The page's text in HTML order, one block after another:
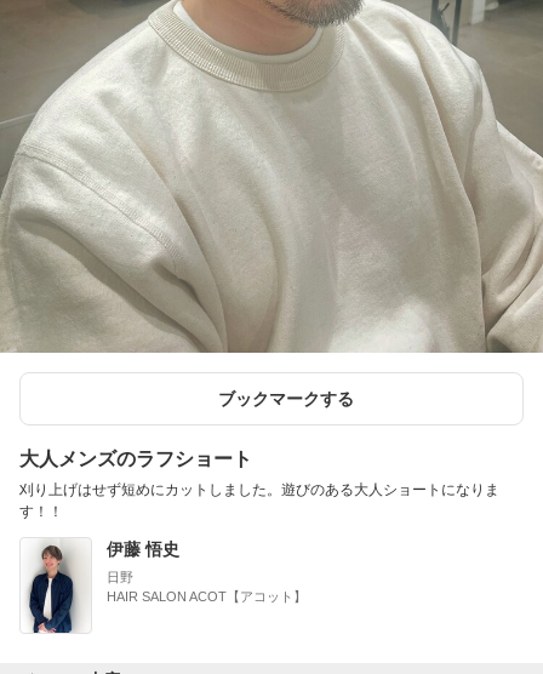
ブックマークする
大人メンズのラフショート
刈り上げはせず短めにカットしました。遊びのある大人ショートになりま
す！！
伊藤 悟史
日野
HAIR SALON ACOT【アコット】